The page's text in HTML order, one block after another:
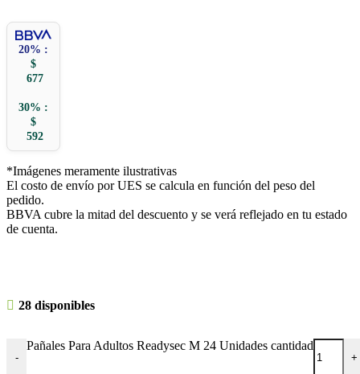
20% :
$
677
30% :
$
592
*Imágenes meramente ilustrativas
El costo de envío por UES se calcula en función del peso del
pedido.
BBVA cubre la mitad del descuento y se verá reflejado en tu estado
de cuenta.
28 disponibles
-
Pañales Para Adultos Readysec M 24 Unidades cantidad
+